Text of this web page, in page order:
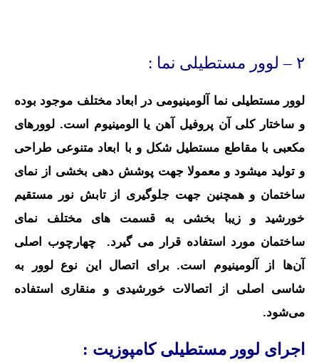
۲ – لوور مستطیلی نما :
لوور مستطیلی نما آلومینیومی در ابعاد مختلف موجود بوده
و ساختار کلی آن پروفيل آهن یا الومینیوم است. لوورهای
مکعبی با مقاطع مستطیل شکل و با ابعاد متنوعی طراحی
و تولید میشود و معمولا جهت پوشش دهی بخشی از نمای
ساختمان و همچنین جهت جلوگیری از تابش نور مستقیم
خورشید و زیبا بخشی به قسمت های مختلف نمای
ساختمان مورد استفاده قرار می گیرد. چهارچوب اصلی
آن‌ها از آلومینیوم است. برای اتصال این نوع لوور به
شاسی اصلی از اتصالات خورشیدی و منقاری استفاده
می‌شود.
اجرای لوور مستطیلی کامپوزیت :